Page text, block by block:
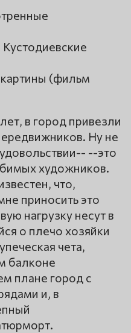
(фильм
в город привезли
Ну не
--это
художников.
что,
приносить это
нагрузку несут в
о плечо хозяйки
чета,
балконе
плане город с
и, в